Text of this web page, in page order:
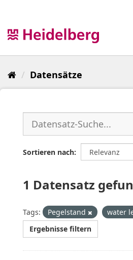
Datensätze
Sortieren nach
1 Datensatz
Tags: Pegelstand
water
Ergebnisse filtern